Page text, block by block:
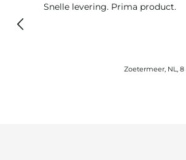
Snelle levering. Prima product.
Zoetermeer, NL,